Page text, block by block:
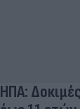
ΗΠΑ: